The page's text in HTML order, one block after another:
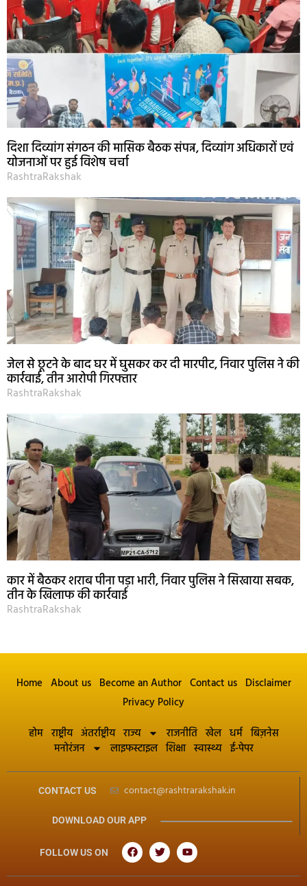
दिशा दिव्यांग संगठन की मासिक बैठक संपन्न, दिव्यांग अधिकारों एवं
योजनाओं पर हुई विशेष चर्चा
RashtraRakshak
जेल से छूटने के बाद घर में घुसकर कर दी मारपीट, निवार पुलिस ने की
कार्रवाई, तीन आरोपी गिरफ्तार
RashtraRakshak
कार में बैठकर शराब पीना पड़ा भारी, निवार पुलिस ने सिखाया सबक,
तीन के खिलाफ की कार्रवाई
RashtraRakshak
Home About us Become an Author Contact us Disclaimer
Privacy Policy
होम राष्ट्रीय अंतर्राष्ट्रीय राज्य राजनीति खेल धर्म बिज़नेस
मनोरंजन
लाइफस्टाइल शिक्षा स्वास्थ्य ई-पेपर
CONTACT US contact@rashtrarakshak.in
DOWNLOAD OUR APP
FOLLOW US ON